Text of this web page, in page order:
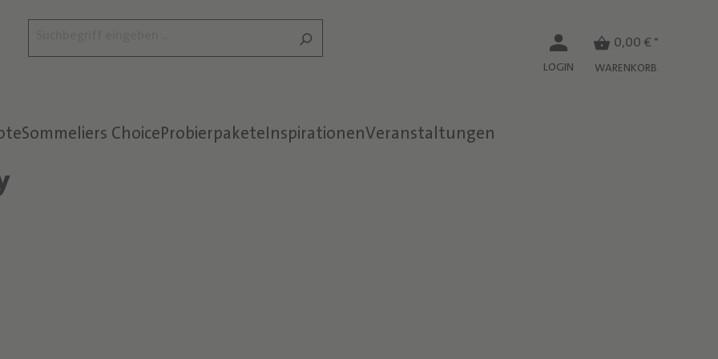
LOGIN
0,00 € *
WARENKORB
Sommeliers ChoiceProbierpaketeInspirationenVeranstaltungen